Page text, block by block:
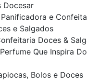
Docesar
e
e Salgados
Doces &
Que Inspira
Bolos e Doces